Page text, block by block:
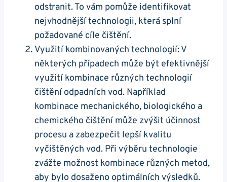
odstranit. To vám pomůže identifikovat
nejvhodnější technologii, která splní
požadované cíle čištění.
Využití kombinovaných technologií: V
některých případech může být efektivnější
využití kombinace různých technologií
čištění odpadních vod. Například
kombinace mechanického, biologického a
chemického čištění může zvýšit účinnost
procesu a zabezpečit lepší kvalitu
vyčištěných vod. Při výběru technologie
zvážte možnost kombinace různých metod,
aby bylo dosaženo optimálních výsledků.